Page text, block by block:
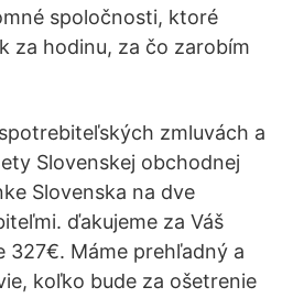
spoločnosti, ktoré
za hodinu, za čo zarobím
zmluvách a
Slovenskej obchodnej
Slovenska na dve
ďakujeme za Váš
327€. Máme prehľadný a
koľko bude za ošetrenie